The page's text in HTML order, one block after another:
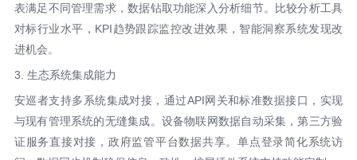
表满足不同管理需求，数据钻取功能深入分析细节。比较分析工具
对标行业水平，KPI趋势跟踪监控改进效果，智能洞察系统发现改
进机会。
3. 生态系统集成能力
安巡者支持多系统集成对接，通过API网关和标准数据接口，实现
与现有管理系统的无缝集成。设备物联网数据自动采集，第三方验
证服务直接对接，政府监管平台数据共享。单点登录简化系统访